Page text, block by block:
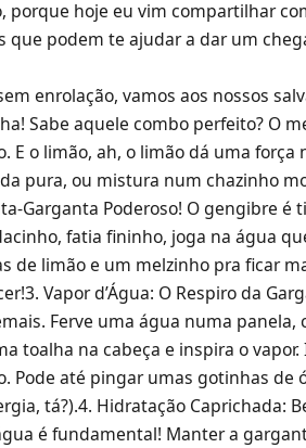
porque hoje eu vim compartilhar
que podem te ajudar a dar um
enrolação, vamos aos nossos
Sabe aquele combo perfeito? O
E o limão, ah, o limão dá uma
pura, ou mistura num chazinho
Garganta Poderoso! O gengibre
fatia fininho, joga na água
de limão e um melzinho pra ficar
Vapor d’Água: O Respiro da
Ferve uma água numa
toalha na cabeça e inspira o
Pode até pingar umas gotinhas de
tá?).4. Hidratação Caprichada:
é fundamental! Manter a